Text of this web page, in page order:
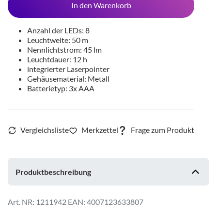
In den Warenkorb
Anzahl der LEDs: 8
Leuchtweite: 50 m
Nennlichtstrom: 45 lm
Leuchtdauer: 12 h
integrierter Laserpointer
Gehäusematerial: Metall
Batterietyp: 3x AAA
Produktbeschreibung
1211942 EAN: 4007123633807